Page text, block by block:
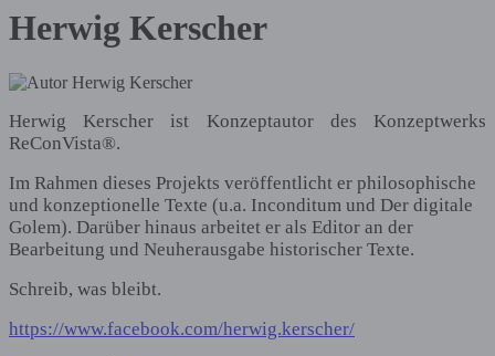
Herwig Kerscher
Herwig Kerscher ist Konzeptautor des Konzeptwerks
ReConVista®.
Im Rahmen dieses Projekts veröffentlicht er philosophische
und konzeptionelle Texte (u.a. Inconditum und Der digitale
Golem). Darüber hinaus arbeitet er als Editor an der
Bearbeitung und Neuherausgabe historischer Texte.
Schreib, was bleibt.
https://www.facebook.com/herwig.kerscher/